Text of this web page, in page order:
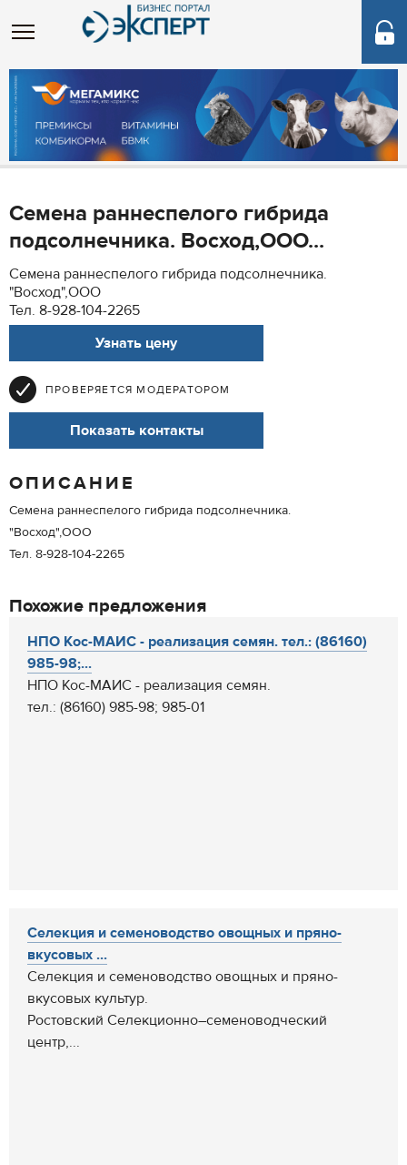
Семена раннеспелого гибрида
подсолнечника. Восход,ООО...
Семена раннеспелого гибрида подсолнечника.
"Восход",ООО
Тел. 8-928-104-2265
Узнать цену
ПРОВЕРЯЕТСЯ МОДЕРАТОРОМ
Показать контакты
ОПИСАНИЕ
Семена раннеспелого гибрида подсолнечника.
"Восход",ООО
Тел. 8-928-104-2265
Похожие предложения
НПО Кос-МАИС - реализация семян. тел.: (86160)
985-98;...
НПО Кос-МАИС - реализация семян.
тел.: (86160) 985-98; 985-01
Селекция и семеноводство овощных и пряно-
вкусовых ...
Селекция и семеноводство овощных и пряно-
вкусовых культур.
Ростовский Селекционно–семеноводческий
центр,...